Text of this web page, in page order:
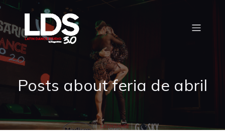
Posts about feria de abril